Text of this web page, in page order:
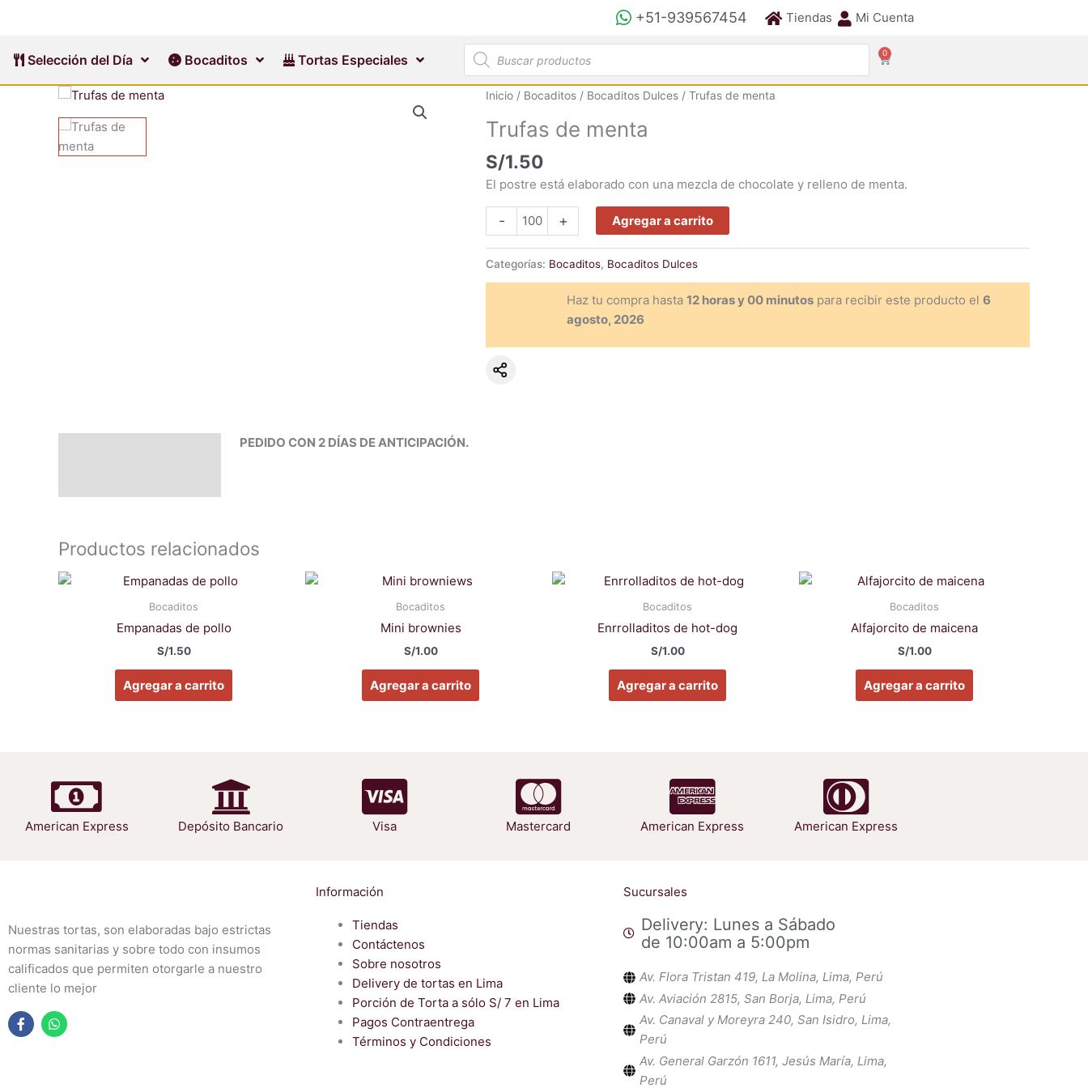
+51-939567454 Tiendas Mi Cuenta
Selección del Día Bocaditos Tortas Especiales
Búsqueda
de
productos
0
Cart
Inicio / Bocaditos / Bocaditos Dulces / Trufas de menta
Trufas de menta
S/1.50
El postre está elaborado con una mezcla de chocolate y relleno de menta.
-
Trufas
menta
cantidad
+ Agregar a carrito
Categorías: Bocaditos, Bocaditos Dulces
Haz tu compra hasta 12 horas y 00 minutos para recibir este producto el 6
agosto, 2026
PEDIDO CON 2 DÍAS DE ANTICIPACIÓN.
Productos relacionados
Bocaditos
Empanadas de pollo
S/1.50
Agregar a carrito
Bocaditos
Mini brownies
S/1.00
Agregar a carrito
Bocaditos
Enrrolladitos de hot-dog
S/1.00
Agregar a carrito
Bocaditos
Alfajorcito de maicena
S/1.00
Agregar a carrito
American Express Depósito Bancario Visa Mastercard American Express American Express
Nuestras tortas, son elaboradas bajo estrictas
normas sanitarias y sobre todo con insumos
calificados que permiten otorgarle a nuestro
cliente lo mejor
F
W
Información
Tiendas
Contáctenos
Sobre nosotros
Delivery de tortas en Lima
Porción de Torta a sólo S/ 7 en Lima
Pagos Contraentrega
Términos y Condiciones
Sucursales
Delivery: Lunes a Sábado
de 10:00am a 5:00pm
Av. Flora Tristan 419, La Molina, Lima, Perú
Av. Aviación 2815, San Borja, Lima, Perú
Av. Canaval y Moreyra 240, San Isidro, Lima,
Perú
Av. General Garzón 1611, Jesús María, Lima,
Perú